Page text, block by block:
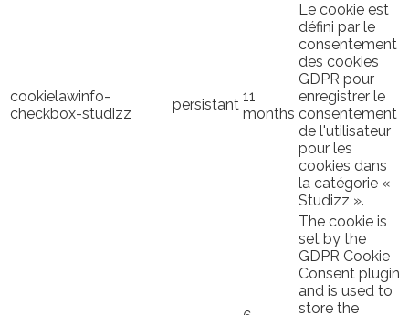
cookielawinfo-
checkbox-studizz
persistant 11
months
Le cookie est
défini par le
consentement
des cookies
GDPR pour
enregistrer le
consentement
de l'utilisateur
pour les
cookies dans
la catégorie «
Studizz ».
The cookie is
set by the
GDPR Cookie
Consent plugin
and is used to
store the